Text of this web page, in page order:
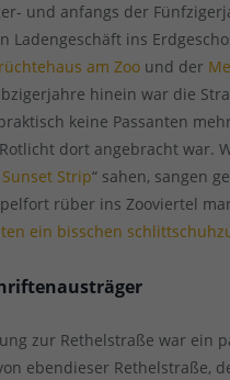
und anfangs der
Ladengeschäft ins
am Zoo und der
hinein war die
keine Passanten
dort angebracht war.
Strip“ sahen, sangen
rüber ins Zooviertel
ein bisschen
zur Rethelstraße war ein
ebendieser Rethelstraße,